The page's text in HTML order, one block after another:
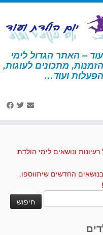
– האתר הגדול לימי
מתכונים לעוגות,
ועוד…
- הארי פוטר » חידון הארי
ונושאים לימי הולדת
החדשים שיתווספו.